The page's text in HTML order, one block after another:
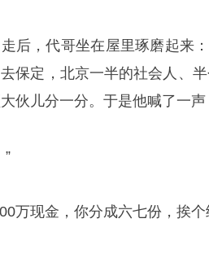
后，代哥坐在屋里琢磨起来
保定，北京一半的社会人、
伙儿分一分。于是他喊了一声
”
万现金，你分成六七份，挨